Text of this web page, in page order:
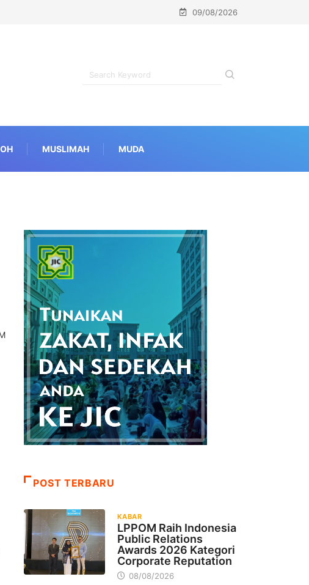
dan Kampanye LGBT 09/08/2026
MUSLIMAH MUDA
POST TERBARU
KABAR
LPPOM Raih Indonesia
Public Relations
Awards 2026 Kategori
Corporate Reputation
08/08/2026